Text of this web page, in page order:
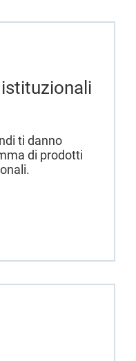
ti danno
di prodotti